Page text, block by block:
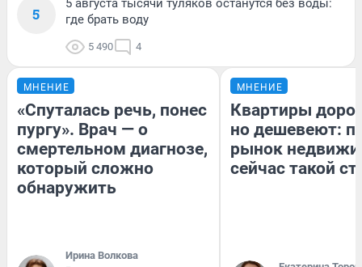
5
5 августа тысячи туляков останутся без воды:
где брать воду
5 490 4
МНЕНИЕ
«Спуталась речь, понес
пургу». Врач — о
смертельном диагнозе,
который сложно
обнаружить
Ирина Волкова
МНЕНИЕ
Квартиры
но дешевеют:
рынок
сейчас такой